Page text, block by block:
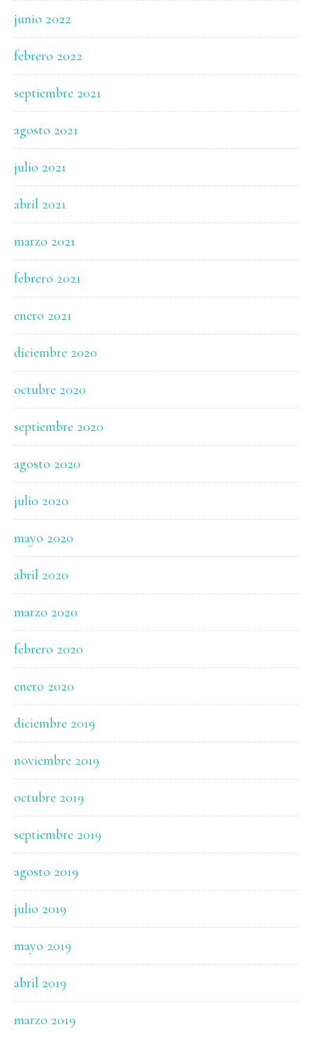
junio 2022
febrero 2022
septiembre 2021
agosto 2021
julio 2021
abril 2021
marzo 2021
febrero 2021
enero 2021
diciembre 2020
octubre 2020
septiembre 2020
agosto 2020
julio 2020
mayo 2020
abril 2020
marzo 2020
febrero 2020
enero 2020
diciembre 2019
noviembre 2019
octubre 2019
septiembre 2019
agosto 2019
julio 2019
mayo 2019
abril 2019
marzo 2019